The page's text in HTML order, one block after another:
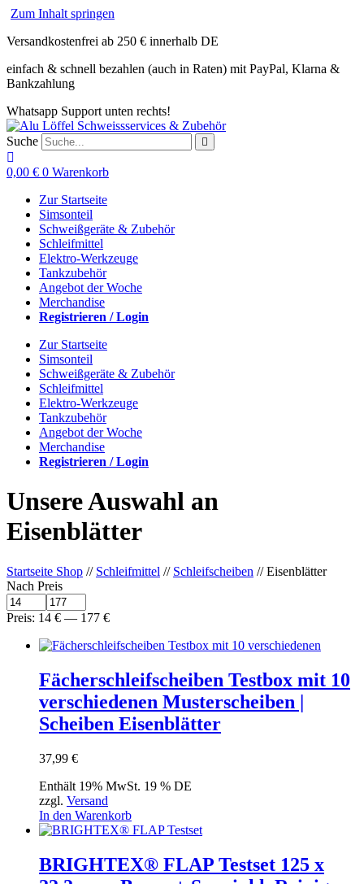
Zum Inhalt springen
Versandkostenfrei ab 250 € innerhalb DE
einfach & schnell bezahlen (auch in Raten) mit PayPal, Klarna &
Bankzahlung
Whatsapp Support unten rechts!
Suche
0,00 € 0 Warenkorb
Zur Startseite
Simsonteil
Schweißgeräte & Zubehör
Schleifmittel
Elektro-Werkzeuge
Tankzubehör
Angebot der Woche
Merchandise
Registrieren / Login
Zur Startseite
Simsonteil
Schweißgeräte & Zubehör
Schleifmittel
Elektro-Werkzeuge
Tankzubehör
Angebot der Woche
Merchandise
Registrieren / Login
Unsere Auswahl an
Eisenblätter
Startseite Shop // Schleifmittel // Schleifscheiben // Eisenblätter
Nach Preis
Preis: 14 € — 177 €
Fächerschleifscheiben Testbox mit 10
verschiedenen Musterscheiben |
Scheiben Eisenblätter
37,99 €
Enthält 19% MwSt. 19 % DE
zzgl. Versand
In den Warenkorb
BRIGHTEX® FLAP Testset 125 x